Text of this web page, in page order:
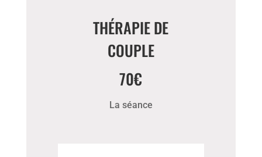
THÉRAPIE DE
COUPLE
70€
La séance